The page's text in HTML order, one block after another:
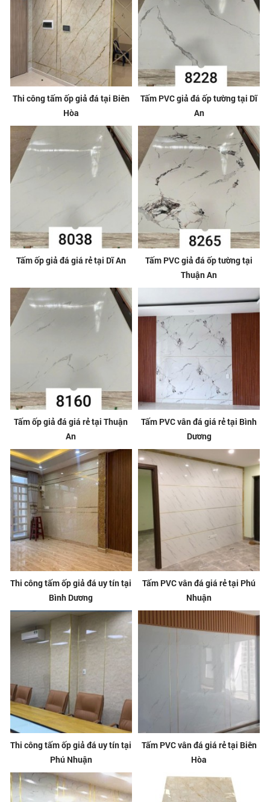
Thi công tấm ốp giả đá tại Biên
Hòa
Tấm PVC giả đá ốp tường tại Dĩ
An
Tấm ốp giả đá giá rẻ tại Dĩ An
Tấm PVC giả đá ốp tường tại
Thuận An
Tấm ốp giả đá giá rẻ tại Thuận
An
Tấm PVC vân đá giá rẻ tại Bình
Dương
Thi công tấm ốp giả đá uy tín tại
Bình Dương
Tấm PVC vân đá giá rẻ tại Phú
Nhuận
Thi công tấm ốp giả đá uy tín tại
Phú Nhuận
Tấm PVC vân đá giá rẻ tại Biên
Hòa